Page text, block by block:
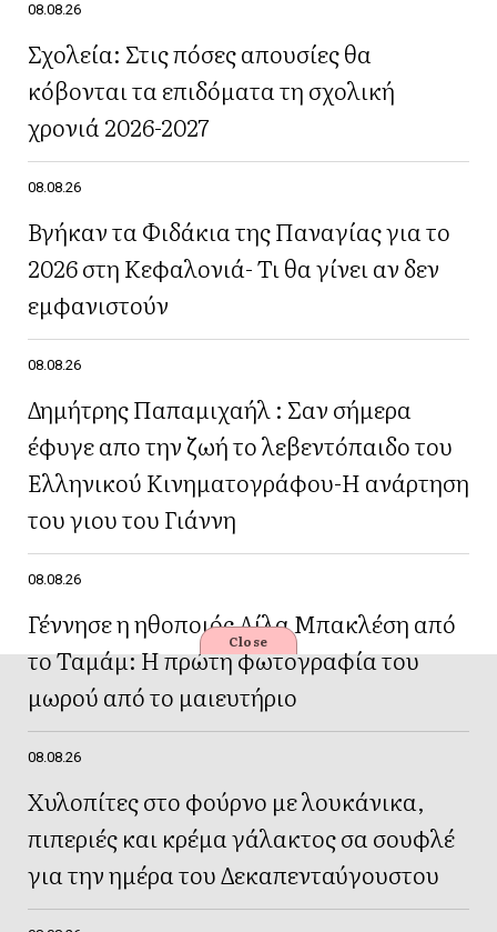
08.08.26
Σχολεία: Στις πόσες απουσίες θα
κόβονται τα επιδόματα τη σχολική
χρονιά 2026-2027
08.08.26
Βγήκαν τα Φιδάκια της Παναγίας για το
2026 στη Κεφαλονιά- Τι θα γίνει αν δεν
εμφανιστούν
08.08.26
Δημήτρης Παπαμιχαήλ : Σαν σήμερα
έφυγε απο την ζωή το λεβεντόπαιδο του
Ελληνικού Κινηματογράφου-Η ανάρτηση
του γιου του Γιάννη
08.08.26
Γέννησε η ηθοποιός Λίλα Μπακλέση από
το Ταμάμ: Η πρώτη φωτογραφία του
μωρού από το μαιευτήριο
08.08.26
Χυλοπίτες στο φούρνο με λουκάνικα,
πιπεριές και κρέμα γάλακτος σα σουφλέ
για την ημέρα του Δεκαπενταύγουστου
Close